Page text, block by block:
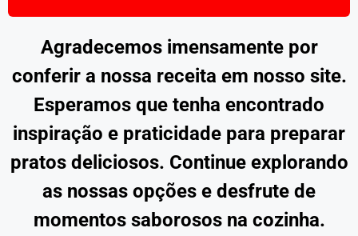
Agradecemos imensamente por
conferir a nossa receita em nosso site.
Esperamos que tenha encontrado
inspiração e praticidade para preparar
pratos deliciosos. Continue explorando
as nossas opções e desfrute de
momentos saborosos na cozinha.